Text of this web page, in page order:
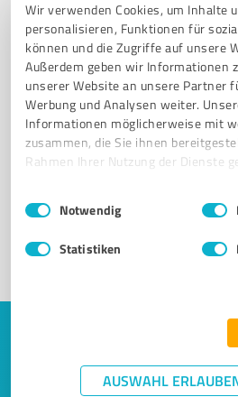
Wir verwenden Cookies, um Inhalte
personalisieren, Funktionen für
können und die Zugriffe auf unsere
Außerdem geben wir Informationen
unserer Website an unsere Partner
Werbung und Analysen weiter.
Informationen möglicherweise mit
zusammen, die Sie ihnen
Rahmen Ihrer Nutzung der Dienste
Impressum
Einwilligungsauswahl
Notwendig
Statistiken
AUSWAHL
Sie möchten auch hier
Registrieren Sie sich jetzt und
Keine Zeit für lange
Mails? Jetzt Angebote